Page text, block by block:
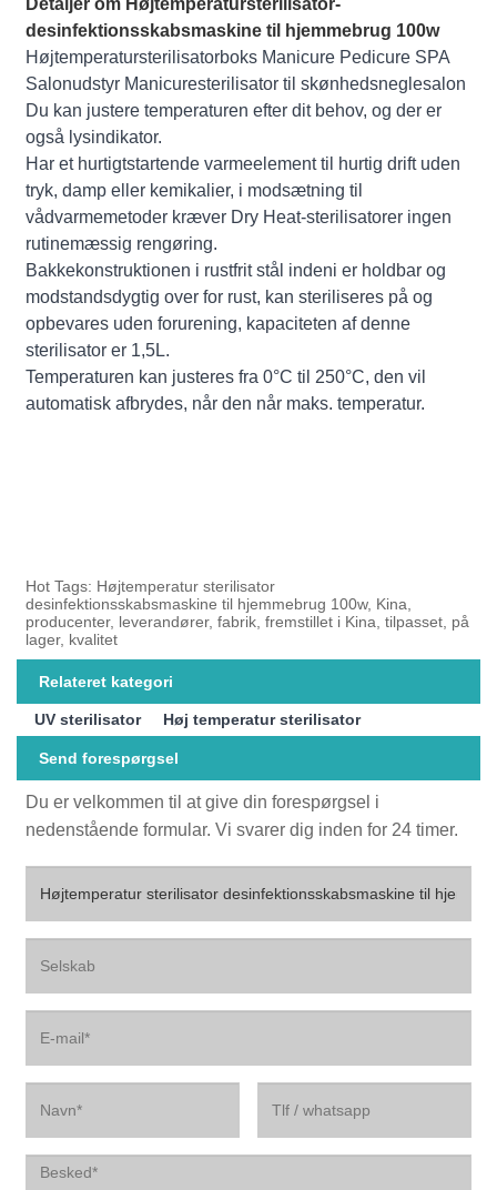
Detaljer om Højtemperatursterilisator-
desinfektionsskabsmaskine til hjemmebrug 100w
Højtemperatursterilisatorboks Manicure Pedicure SPA
Salonudstyr Manicuresterilisator til skønhedsneglesalon
Du kan justere temperaturen efter dit behov, og der er
også lysindikator.
Har et hurtigtstartende varmeelement til hurtig drift uden
tryk, damp eller kemikalier, i modsætning til
vådvarmemetoder kræver Dry Heat-sterilisatorer ingen
rutinemæssig rengøring.
Bakkekonstruktionen i rustfrit stål indeni er holdbar og
modstandsdygtig over for rust, kan steriliseres på og
opbevares uden forurening, kapaciteten af ​​denne
sterilisator er 1,5L.
Temperaturen kan justeres fra 0°C til 250°C, den vil
automatisk afbrydes, når den når maks. temperatur.
Hot Tags: Højtemperatur sterilisator
desinfektionsskabsmaskine til hjemmebrug 100w, Kina,
producenter, leverandører, fabrik, fremstillet i Kina, tilpasset, på
lager, kvalitet
Relateret kategori
UV sterilisator Høj temperatur sterilisator
Send forespørgsel
Du er velkommen til at give din forespørgsel i
nedenstående formular. Vi svarer dig inden for 24 timer.